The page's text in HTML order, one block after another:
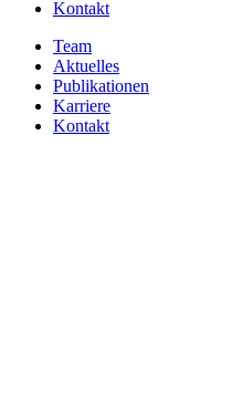
Kontakt
Team
Aktuelles
Publikationen
Karriere
Kontakt